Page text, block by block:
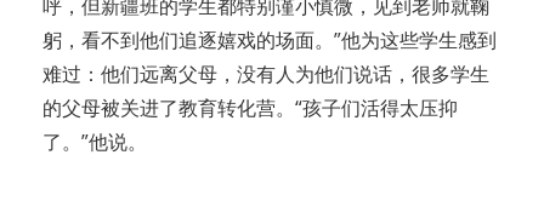
呼，但新疆班的学生都特别谨小慎微，见到老师就鞠
躬，看不到他们追逐嬉戏的场面。”他为这些学生感到
难过：他们远离父母，没有人为他们说话，很多学生
的父母被关进了教育转化营。“孩子们活得太压抑
了。”他说。